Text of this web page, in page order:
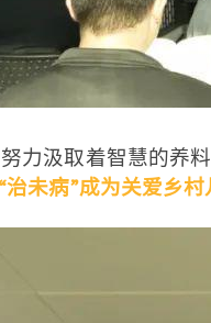
力汲取着智慧的养
治未病”成为关爱乡